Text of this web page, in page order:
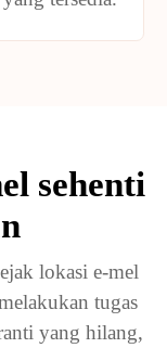
sehenti
lokasi e-mel
tugas
yang hilang,